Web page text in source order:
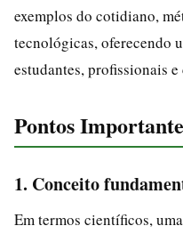
exemplos do cotidiano,
tecnológicas, oferecendo
estudantes, profissionais
Pontos
1. Conceito
Em termos científicos,